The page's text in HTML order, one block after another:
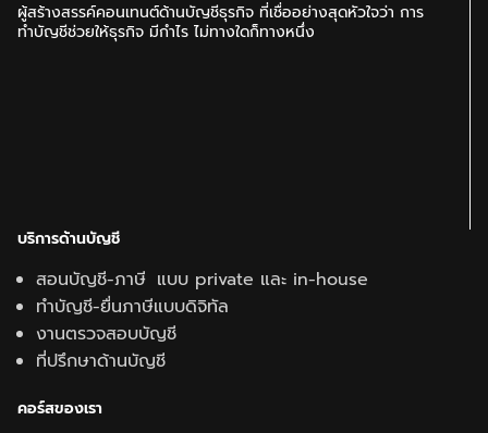
ผู้สร้างสรรค์คอนเทนต์ด้านบัญชีธุรกิจ ที่เชื่ออย่างสุดหัวใจว่า การ
ทำบัญชีช่วยให้ธุรกิจ มีกำไร ไม่ทางใดก็ทางหนึ่ง
บริการด้านบัญชี
สอนบัญชี-ภาษี แบบ private และ in-house
ทำบัญชี-ยื่นภาษีแบบดิจิทัล
งานตรวจสอบบัญชี
ที่ปรึกษาด้านบัญชี
คอร์สของเรา